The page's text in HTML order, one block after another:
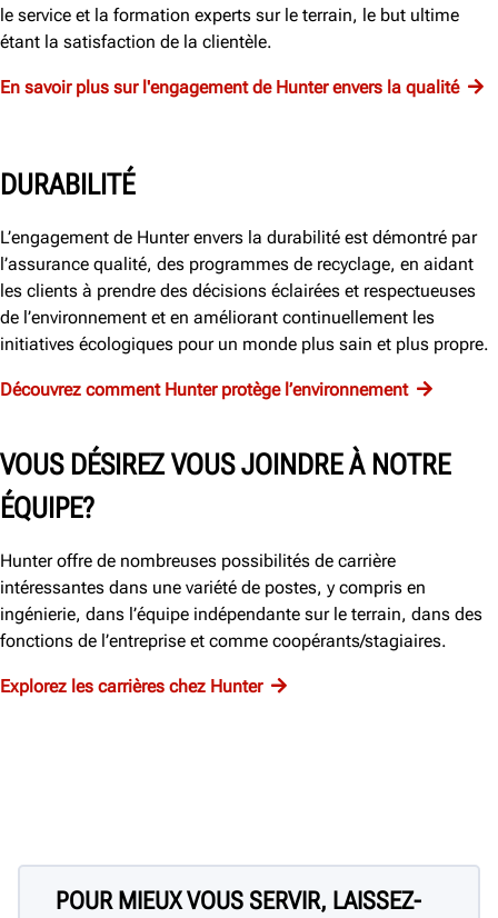
le service et la formation experts sur le terrain, le but ultime
étant la satisfaction de la clientèle.
En savoir plus sur l'engagement de Hunter envers la qualité
DURABILITÉ
L’engagement de Hunter envers la durabilité est démontré par
l’assurance qualité, des programmes de recyclage, en aidant
les clients à prendre des décisions éclairées et respectueuses
de l’environnement et en améliorant continuellement les
initiatives écologiques pour un monde plus sain et plus propre.
Découvrez comment Hunter protège l’environnement
VOUS DÉSIREZ VOUS JOINDRE À NOTRE
ÉQUIPE?
Hunter offre de nombreuses possibilités de carrière
intéressantes dans une variété de postes, y compris en
ingénierie, dans l’équipe indépendante sur le terrain, dans des
fonctions de l’entreprise et comme coopérants/stagiaires.
Explorez les carrières chez Hunter
POUR MIEUX VOUS SERVIR, LAISSEZ-